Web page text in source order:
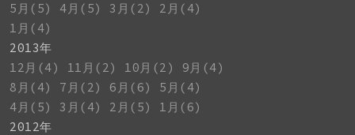
5月(5)
4月(5) 3月(2)
2月(4)
1月(4)
2013年
12月(4)
11月(2) 10月(2)
9月(4)
8月(4)
7月(2) 6月(6)
5月(4)
4月(5)
3月(4) 2月(5)
1月(6)
2012年